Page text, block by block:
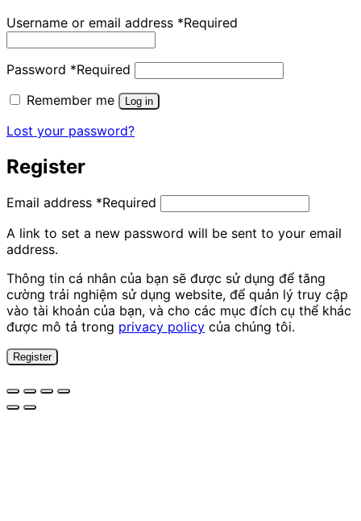
Username or email address *Required
Password *Required
Remember me
Log in
Lost your password?
Register
Email address *Required
A link to set a new password will be sent to your email
address.
Thông tin cá nhân của bạn sẽ được sử dụng để tăng
cường trải nghiệm sử dụng website, để quản lý truy cập
vào tài khoản của bạn, và cho các mục đích cụ thể khác
được mô tả trong privacy policy của chúng tôi.
Register